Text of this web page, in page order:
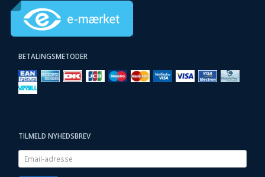
BETALINGSMETODER
TILMELD NYHEDSBREV
Email-
adresse